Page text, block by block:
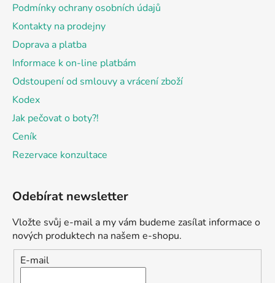
r
ý
p
Podmínky ochrany osobních údajů
Kontakty na prodejny
Doprava a platba
Informace k on-line platbám
Odstoupení od smlouvy a vrácení zboží
Kodex
Jak pečovat o boty?!
Ceník
Rezervace konzultace
Odebírat newsletter
Vložte svůj e-mail a my vám budeme zasílat informace o
nových produktech na našem e-shopu.
E-mail